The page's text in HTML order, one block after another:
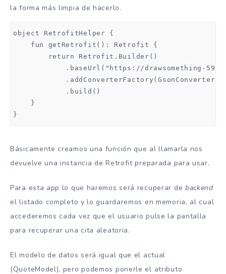
la forma más limpia de hacerlo.
object RetrofitHelper {
    fun getRetrofit(): Retrofit {
        return Retrofit.Builder()
.baseUrl("https://drawsomething-
            .build()
    }
}
Básicamente creamos una función que al llamarla nos
devuelve una instancia de Retrofit preparada para usar.
Para esta app lo que haremos será recuperar de backend
el listado completo y lo guardaremos en memoria, al cual
accederemos cada vez que el usuario pulse la pantalla
para recuperar una cita aleatoria.
El modelo de datos será igual que el actual
(QuoteModel), pero podemos ponerle el atributo